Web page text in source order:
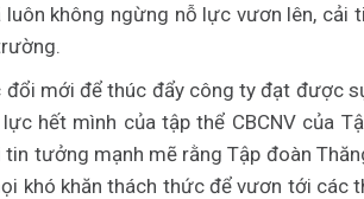
không ngừng nỗ lực vươn lên, cải
mới để thúc đẩy công ty đạt được
hết mình của tập thể CBCNV của
tưởng mạnh mẽ rằng Tập đoàn
khó khăn thách thức để vươn tới các